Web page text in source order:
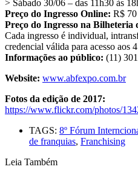
> Sábado 30/06 – das 11h30 às
Preço do Ingresso Online: R$ 70
Preço do Ingresso na Bilheteria
Cada ingresso é individual,
credencial válida para acesso aos
Informações ao público: (11)
Website: www.abfexpo.com.br
Fotos da edição de 2017:
https://www.flickr.com/photos/
TAGS: 8º Fórum
de franquias, Franchising
Leia Também